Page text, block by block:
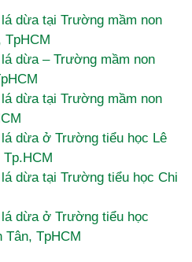
dừa tại Trường mầm non
TpHCM
dừa – Trường mầm non
dừa tại Trường mầm non
dừa ở Trường tiểu học Lê
dừa tại Trường tiểu học Chi
dừa ở Trường tiểu học
Tân, TpHCM